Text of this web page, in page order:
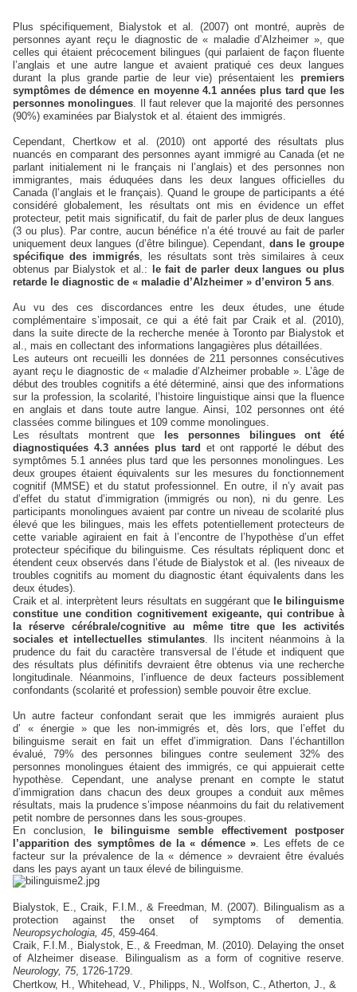
Plus spécifiquement,
Bialystok et al. (2007) ont montré, auprès de
personnes ayant reçu le diagnostic de « maladie d’Alzheimer », que
celles qui étaient précocement bilingues (qui parlaient de façon fluente
l’anglais et une autre langue et avaient pratiqué ces deux langues
durant la plus grande partie de leur vie) présentaient les premiers
symptômes de démence en moyenne 4.1 années plus tard que les
personnes monolingues. Il faut relever que la majorité des personnes
(90%) examinées par Bialystok et al. étaient des immigrés.
Cependant, Chertkow et al. (2010) ont apporté des résultats plus
nuancés en comparant des personnes ayant immigré au Canada (et ne
parlant initialement ni le français ni l’anglais) et des personnes non
immigrantes, mais éduquées dans les deux langues officielles du
Canada (l’anglais et le français).Quand le groupe de participants a été
considéré globalement, les résultats ont mis en évidence un effet
protecteur, petit mais significatif, du fait de parler plus de deux langues
(3 ou plus). Par contre, aucun bénéfice n’a été trouvé au fait de parler
uniquement deux langues (d’être bilingue). Cependant, dans le groupe
spécifique des immigrés, les résultats sont très similaires à ceux
obtenus par Bialystok et al.:
le fait de parler deux langues ou plus
retarde le diagnostic de « maladie d’Alzheimer » d’environ 5 ans.
Au vu des ces discordances entre les deux études, une étude
complémentaire s’imposait, ce qui a été fait par Craik et al. (2010),
dans la suite directe de la recherche menée à Toronto par Bialystok et
al., mais en collectant des informations langagières plus détaillées.
Les auteurs ont recueilli les données de 211 personnes consécutives
ayant reçu le diagnostic de « maladie d’Alzheimer probable ». L’âge de
début des troubles cognitifs a été déterminé, ainsi que des informations
sur la profession, la scolarité, l’histoire linguistique ainsi que la fluence
en anglais et dans toute autre langue. Ainsi, 102 personnes ont été
classées comme bilingues et 109 comme monolingues.
Les résultats montrent que
les personnes bilingues ont été
diagnostiquées 4.3 années plus tard et ont rapporté le début des
symptômes 5.1 années plus tard que les personnes monolingues. Les
deux groupes étaient équivalents sur les mesures du fonctionnement
cognitif (MMSE) et du statut professionnel. En outre, il n’y avait pas
d’effet du statut d’immigration (immigrés ou non), ni du genre. Les
participants monolingues avaient par contre un niveau de scolarité plus
élevé que les bilingues, mais les effets potentiellement protecteurs de
cette variable agiraient en fait à l’encontre de l’hypothèse d’un effet
protecteur spécifique du bilinguisme. Ces résultats répliquent donc et
étendent ceux observés dans l’étude de Bialystok et al. (les niveaux de
troubles cognitifs au moment du diagnostic étant équivalents dans les
deux études).
Craik et al. interprètent leurs résultats en suggérant que le bilinguisme
constitue une condition cognitivement exigeante, qui contribue à
la réserve cérébrale/cognitive au même titre que les activités
sociales et intellectuelles stimulantes. Ils incitent néanmoins à la
prudence du fait du caractère transversal de l’étude et indiquent que
des résultats plus définitifs devraient être obtenus via une recherche
longitudinale. Néanmoins, l’influence de deux facteurs possiblement
confondants (scolarité et profession) semble pouvoir être exclue.
Un autre facteur confondant serait que les immigrés auraient plus
d’ « énergie » que les non-immigrés et, dès lors, que l’effet du
bilinguisme serait en fait un effet d’immigration. Dans l’échantillon
évalué, 79% des personnes bilingues contre seulement 32% des
personnes monolingues étaient des immigrés, ce qui appuierait cette
hypothèse. Cependant, une analyse prenant en compte le statut
d’immigration dans chacun des deux groupes a conduit aux mêmes
résultats, mais la prudence s’impose néanmoins du fait du relativement
petit nombre de personnes dans les sous-groupes.
En conclusion,
le bilinguisme semble effectivement postposer
l’apparition des symptômes de la « démence ». Les effets de ce
facteur sur la prévalence de la « démence » devraient être évalués
dans les pays ayant un taux élevé de bilinguisme.
Bialystok, E., Craik, F.I.M., & Freedman, M. (2007). Bilingualism as a
protection against the onset of symptoms of dementia.
Neuropsychologia, 45, 459-464.
Craik, F.I.M., Bialystok, E., & Freedman, M. (2010). Delaying the onset
of Alzheimer disease. Bilingualism as a form of cognitive reserve.
Neurology, 75, 1726-1729.
Chertkow, H., Whitehead, V., Philipps, N., Wolfson, C., Atherton, J., &